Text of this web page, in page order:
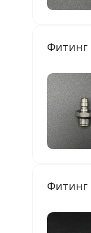
Фитинг
Фитинг